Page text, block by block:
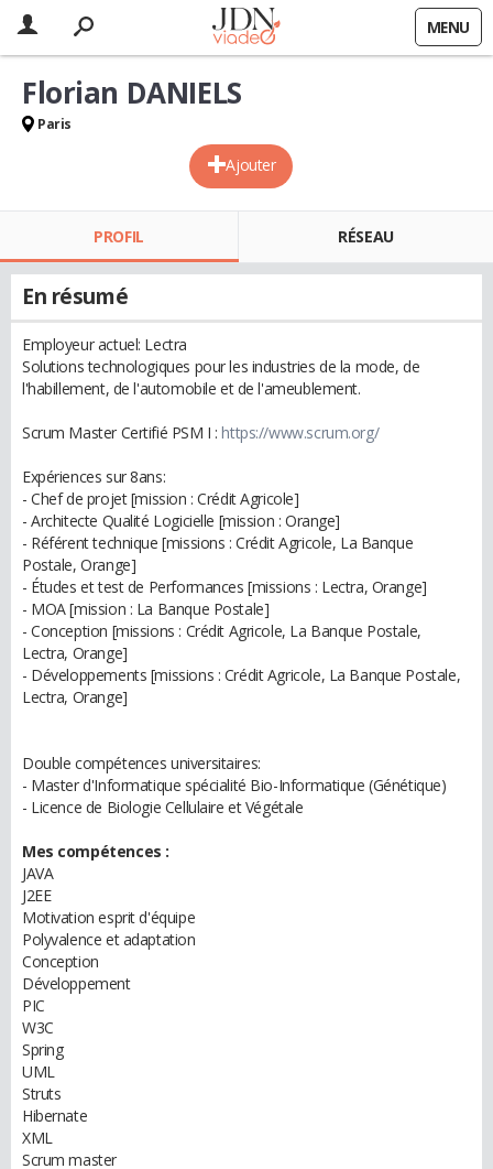
MENU
Ajouter
Florian DANIELS
Paris
PROFIL RÉSEAU
En résumé
Employeur actuel: Lectra
Solutions technologiques pour les industries de la mode, de
l'habillement, de l'automobile et de l'ameublement.
Scrum Master Certifié PSM I :https://www.scrum.org/
Expériences sur 8ans:
- Chef de projet [mission : Crédit Agricole]
- Architecte Qualité Logicielle [mission : Orange]
- Référent technique [missions : Crédit Agricole, La Banque
Postale, Orange]
- Études et test de Performances [missions : Lectra, Orange]
- MOA [mission : La Banque Postale]
- Conception [missions : Crédit Agricole, La Banque Postale,
Lectra, Orange]
- Développements [missions : Crédit Agricole, La Banque Postale,
Lectra, Orange]
Double compétences universitaires:
- Master d'Informatique spécialité Bio-Informatique (Génétique)
- Licence de Biologie Cellulaire et Végétale
Mes compétences :
JAVA
J2EE
Motivation esprit d'équipe
Polyvalence et adaptation
Conception
Développement
PIC
W3C
Spring
UML
Struts
Hibernate
XML
Scrum master